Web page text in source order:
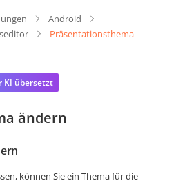
Android
Präsentationsthema
KI übersetzt
ändern
können Sie ein Thema für die